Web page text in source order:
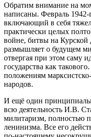
Обратим внимание на
написаны. Февраль
включающий в себя
практически целых
войне, битвы на
размышляет о будущем
отвергая при этом саму
государства как
положениям
народов.
И ещё один
всю деятельность И.В.
милитаризм, полностью
ленинизма. Все его